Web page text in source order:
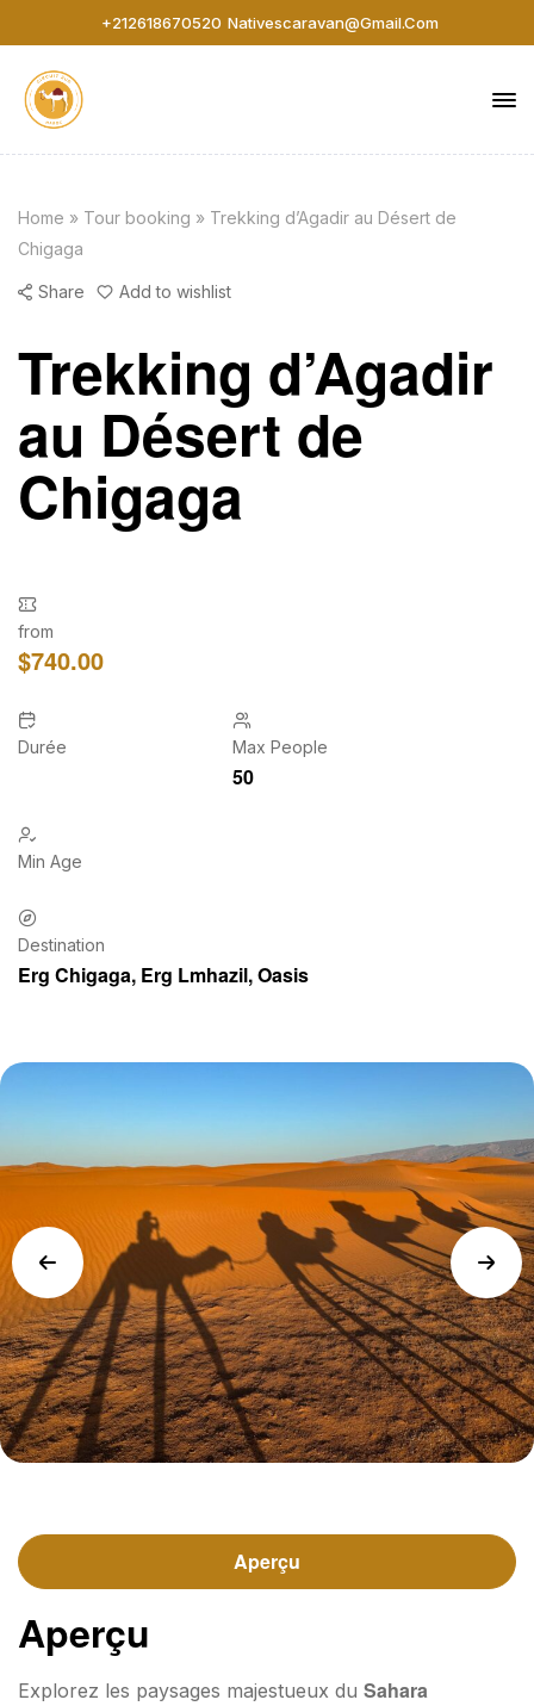
+212618670520 Nativescaravan@gmail.com
Home » Tour booking » Trekking d’Agadir au Désert de
Chigaga
Share Add to wishlist
Trekking d’Agadir
au Désert de
Chigaga
from
$740.00
Durée Max People
50
Min Age
Destination
Erg Chigaga, Erg Lmhazil,Oasis
Aperçu
Aperçu
Explorez les paysages majestueux du Sahara